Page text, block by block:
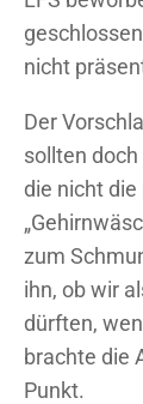
nicht
Der
sollten
die nicht die
zum
ihn, ob wir
dürften,
brachte die
Punkt.